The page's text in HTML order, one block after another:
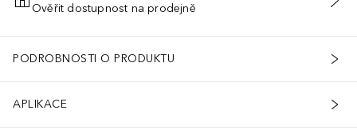
PŘIDAT DO KOŠÍKU
Ověřit dostupnost na prodejně
PODROBNOSTI O PRODUKTU
APLIKACE